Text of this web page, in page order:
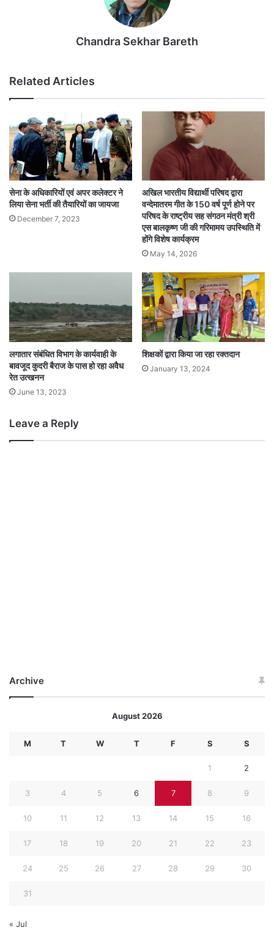
Chandra Sekhar Bareth
Related Articles
सेना के अधिकारियों एवं अपर कलेक्टर ने
लिया सेना भर्ती की तैयारियों का जायजा
December 7, 2023
अखिल भारतीय विद्यार्थी परिषद द्वारा
वन्देमातरम गीत के 150 वर्ष पूर्ण होने पर
परिषद के राष्ट्रीय सह संगठन मंत्री श्री
एस बालकृष्ण जी की गरिमामय उपस्थिति में
होंगे विशेष कार्यक्रम
May 14, 2026
लगातार संबंधित विभाग के कार्यवाही के
बावजूद कुदरी बैराज के पास हो रहा अवैध
रेत उत्खनन
June 13, 2023
शिक्षकों द्वारा किया जा रहा रक्तदान
January 13, 2024
Leave a Reply
Archive
August 2026
M T W T F S S
1 2
3 4 5 6 7 8 9
10 11 12 13 14 15 16
17 18 19 20 21 22 23
24 25 26 27 28 29 30
31
« Jul